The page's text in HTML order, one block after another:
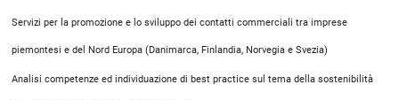
Servizi per la promozione e lo sviluppo dei contatti commerciali tra imprese
piemontesi e del Nord Europa (Danimarca, Finlandia, Norvegia e Svezia)
Analisi competenze ed individuazione di best practice sul tema della sostenibilità